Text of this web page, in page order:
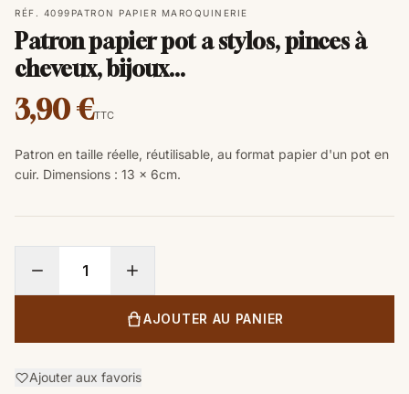
RÉF. 4099 PATRON PAPIER MAROQUINERIE
Patron papier pot a stylos, pinces à
cheveux, bijoux...
3,90 €TTC
Patron en taille réelle, réutilisable, au format papier d'un pot en
cuir. Dimensions : 13 x 6cm.
AJOUTER AU PANIER
Ajouter aux favoris